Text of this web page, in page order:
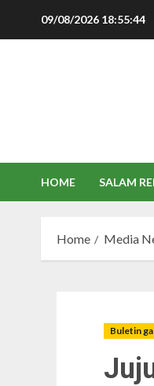
09/08/2026 18:55:45
HOME SALAM
Home Media
Buletin